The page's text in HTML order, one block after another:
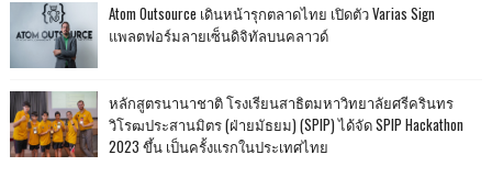
Atom Outsource เดินหน้ารุกตลาดไทย เปิดตัว Varias Sign
แพลตฟอร์มลายเซ็นดิจิทัลบนคลาวด์
หลักสูตรนานาชาติ โรงเรียนสาธิตมหาวิทยาลัยศรีครินทร
วิโรฒประสานมิตร (ฝ่ายมัธยม) (SPIP) ได้จัด SPIP Hackathon
2023 ขึ้น เป็นครั้งแรกในประเทศไทย